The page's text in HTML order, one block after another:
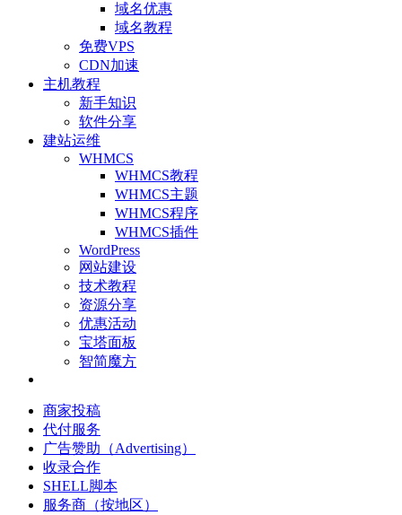
域名优惠
域名教程
免费VPS
CDN加速
主机教程
新手知识
软件分享
建站运维
WHMCS
WHMCS教程
WHMCS主题
WHMCS程序
WHMCS插件
WordPress
网站建设
技术教程
资源分享
优惠活动
宝塔面板
智简魔方
商家投稿
代付服务
广告赞助（Advertising）
收录合作
SHELL脚本
服务商（按地区）